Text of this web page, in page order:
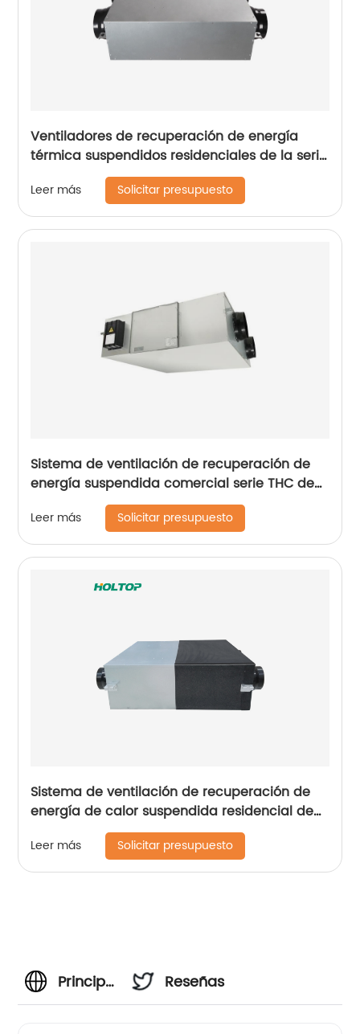
Ventiladores de recuperación de energía
térmica suspendidos residenciales de la serie
delgada con motor de CC (ERV 150~350
m3/h)
Leer más Solicitar presupuesto
Sistema de ventilación de recuperación de
energía suspendida comercial serie THC de
motor de CC (ERV 600~1300 m3/h)
Leer más Solicitar presupuesto
Sistema de ventilación de recuperación de
energía de calor suspendida residencial de
la serie delgada de motor de CC (ERV 200 ~
400 m3 / h)
Leer más Solicitar presupuesto
Principal
Reseñas